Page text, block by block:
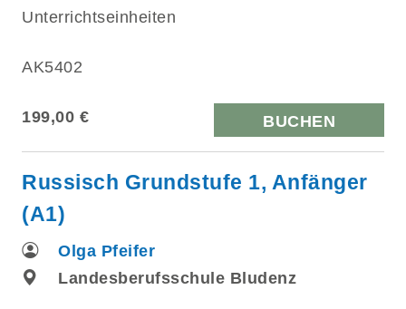
Unterrichtseinheiten
AK5402
199,00 € BUCHEN
Russisch Grundstufe 1, Anfänger
(A1)
Olga Pfeifer
Landesberufsschule Bludenz